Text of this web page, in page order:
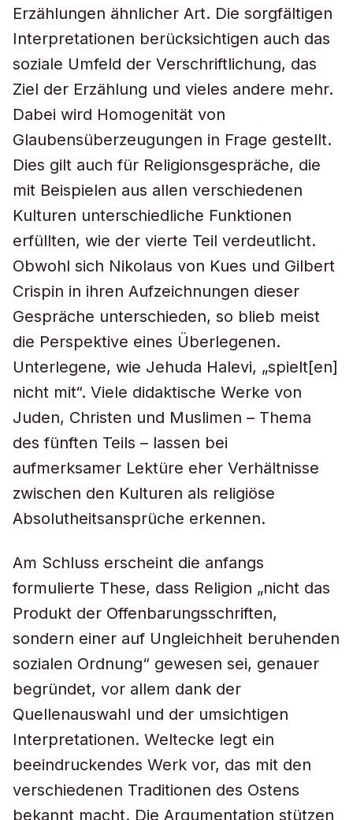
Erzählungen ähnlicher Art. Die sorgfältigen
Interpretationen berücksichtigen auch das
soziale Umfeld der Verschriftlichung, das
Ziel der Erzählung und vieles andere mehr.
Dabei wird Homogenität von
Glaubensüberzeugungen in Frage gestellt.
Dies gilt auch für Religionsgespräche, die
mit Beispielen aus allen verschiedenen
Kulturen unterschiedliche Funktionen
erfüllten, wie der vierte Teil verdeutlicht.
Obwohl sich Nikolaus von Kues und Gilbert
Crispin in ihren Aufzeichnungen dieser
Gespräche unterschieden, so blieb meist
die Perspektive eines Überlegenen.
Unterlegene, wie Jehuda Halevi, „spielt[en]
nicht mit“. Viele didaktische Werke von
Juden, Christen und Muslimen – Thema
des fünften Teils – lassen bei
aufmerksamer Lektüre eher Verhältnisse
zwischen den Kulturen als religiöse
Absolutheitsansprüche erkennen.
Am Schluss erscheint die anfangs
formulierte These, dass Religion „nicht das
Produkt der Offenbarungsschriften,
sondern einer auf Ungleichheit beruhenden
sozialen Ordnung“ gewesen sei, genauer
begründet, vor allem dank der
Quellenauswahl und der umsichtigen
Interpretationen. Weltecke legt ein
beeindruckendes Werk vor, das mit den
verschiedenen Traditionen des Ostens
bekannt macht. Die Argumentation stützen